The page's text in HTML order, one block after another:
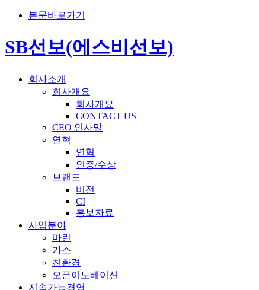
본문바로가기
SB선보(에스비선보)
회사소개
회사개요
회사개요
CONTACT US
CEO 인사말
연혁
연혁
인증/수상
브랜드
비전
CI
홍보자료
사업분야
마린
가스
친환경
오픈이노베이션
지속가능경영